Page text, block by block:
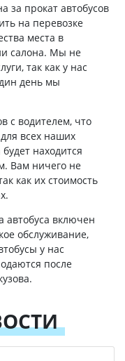
за прокат автобусов
на перевозке
места в
салона. Мы не
так как у нас
день мы
с водителем, что
всех наших
находится
Вам ничего не
как их стоимость
автобуса включен
обслуживание,
у нас
после